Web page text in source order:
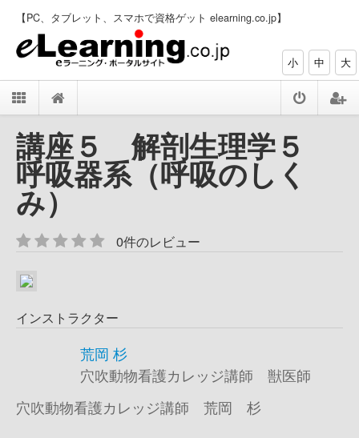
【PC、タブレット、スマホで資格ゲット elearning.co.jp】
小 中 大
講座５ 解剖生理学５
呼吸器系（呼吸のしく
み）
0件のレビュー
インストラクター
荒岡 杉
穴吹動物看護カレッジ講師 獣医師
穴吹動物看護カレッジ講師 荒岡 杉